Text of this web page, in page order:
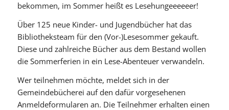
bekommen, im Sommer heißt es Lesehungeeeeeer!
Über 125 neue Kinder- und Jugendbücher hat das
Bibliotheksteam für den (Vor-)Lesesommer gekauft.
Diese und zahlreiche Bücher aus dem Bestand wollen
die Sommerferien in ein Lese-Abenteuer verwandeln.
Wer teilnehmen möchte, meldet sich in der
Gemeindebücherei auf den dafür vorgesehenen
Anmeldeformularen an. Die Teilnehmer erhalten einen